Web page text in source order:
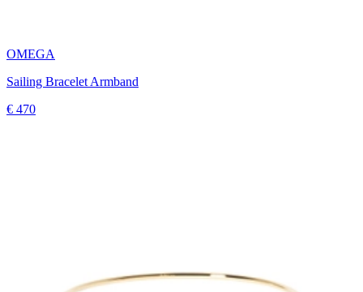
OMEGA
Sailing Bracelet Armband
€ 470